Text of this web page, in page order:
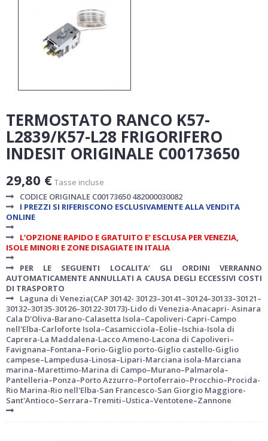
TERMOSTATO RANCO K57-
L2839/K57-L28 FRIGORIFERO
INDESIT ORIGINALE C00173650
29,80 € Tasse incluse
CODICE ORIGINALE C00173650482000030082
I PREZZI SI RIFERISCONO ESCLUSIVAMENTE ALLA VENDITA
ONLINE
L’OPZIONE RAPIDO E GRATUITO E’ ESCLUSA PER VENEZIA,
ISOLE MINORI E ZONE DISAGIATE IN ITALIA
PER LE SEGUENTI LOCALITA’ GLI ORDINI VERRANNO
AUTOMATICAMENTE ANNULLATI A CAUSA DEGLI ECCESSIVI COSTI
DI TRASPORTO
Laguna di Venezia(CAP 30142- 30123–30141–30124–30133–30121–
30132–30135-30126–30122-30173)-Lido di Venezia-Anacapri- Asinara
Cala D'Oliva-Barano-Calasetta Isola–Capoliveri-Capri-Campo
nell'Elba-Carloforte Isola–Casamicciola–Eolie–Ischia-Isola di
Caprera-La Maddalena-Lacco Ameno-Lacona di Capoliveri–
Favignana–Fontana–Forio-Giglio porto-Giglio castello-Giglio
campese–Lampedusa-Linosa–Lipari-Marciana isola-Marciana
marina–Marettimo-Marina di Campo–Murano–Palmarola–
Pantelleria–Ponza–Porto Azzurro–Portoferraio–Procchio–Procida-
Rio Marina-Rio nell'Elba-San Francesco-San Giorgio Maggiore-
Sant'Antioco–Serrara–Tremiti–Ustica–Ventotene–Zannone